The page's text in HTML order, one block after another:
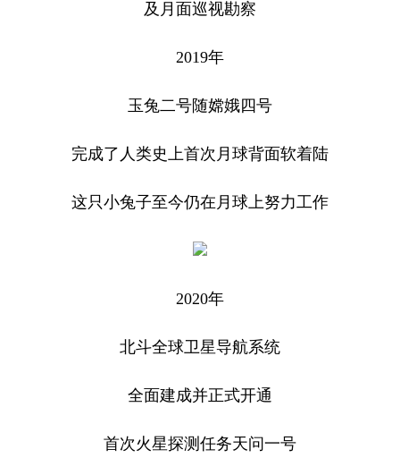
及月面巡视勘察
2019年
玉兔二号随嫦娥四号
完成了人类史上首次月球背面软着陆
这只小兔子至今仍在月球上努力工作
2020年
北斗全球卫星导航系统
全面建成并正式开通
首次火星探测任务天问一号